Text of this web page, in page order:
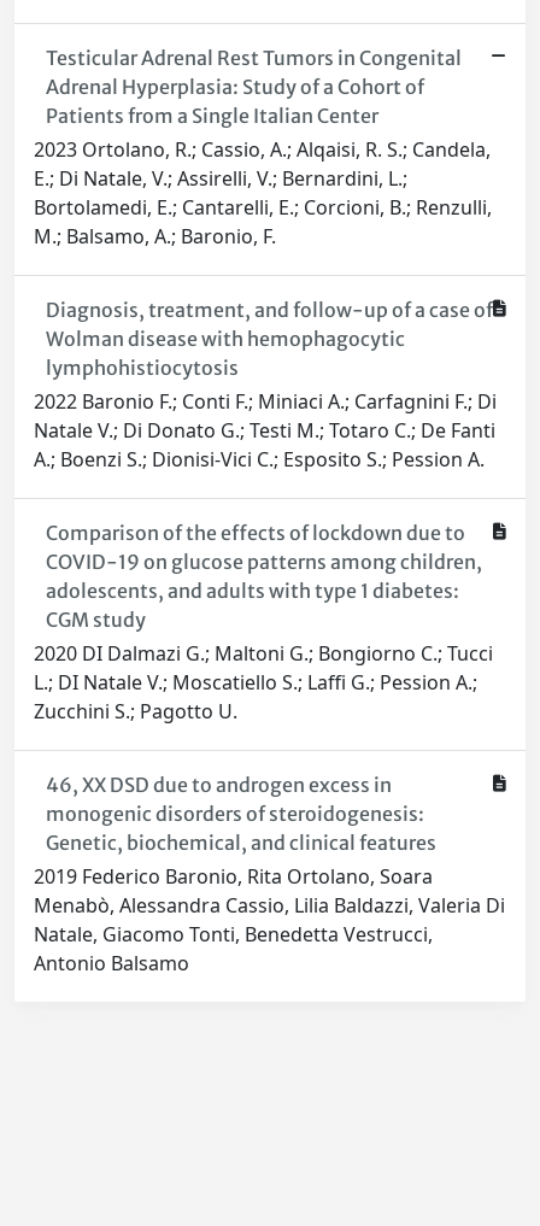
Testicular Adrenal Rest Tumors in Congenital
Adrenal Hyperplasia: Study of a Cohort of
Patients from a Single Italian Center
2023 Ortolano, R.; Cassio, A.; Alqaisi, R. S.; Candela,
E.; Di Natale, V.; Assirelli, V.; Bernardini, L.;
Bortolamedi, E.; Cantarelli, E.; Corcioni, B.; Renzulli,
M.; Balsamo, A.; Baronio, F.
Diagnosis, treatment, and follow-up of a case of
Wolman disease with hemophagocytic
lymphohistiocytosis
2022 Baronio F.; Conti F.; Miniaci A.; Carfagnini F.; Di
Natale V.; Di Donato G.; Testi M.; Totaro C.; De Fanti
A.; Boenzi S.; Dionisi-Vici C.; Esposito S.; Pession A.
Comparison of the effects of lockdown due to
COVID-19 on glucose patterns among children,
adolescents, and adults with type 1 diabetes:
CGM study
2020 DI Dalmazi G.; Maltoni G.; Bongiorno C.; Tucci
L.; DI Natale V.; Moscatiello S.; Laffi G.; Pession A.;
Zucchini S.; Pagotto U.
46, XX DSD due to androgen excess in
monogenic disorders of steroidogenesis:
Genetic, biochemical, and clinical features
2019 Federico Baronio, Rita Ortolano, Soara
Menabò, Alessandra Cassio, Lilia Baldazzi, Valeria Di
Natale, Giacomo Tonti, Benedetta Vestrucci,
Antonio Balsamo